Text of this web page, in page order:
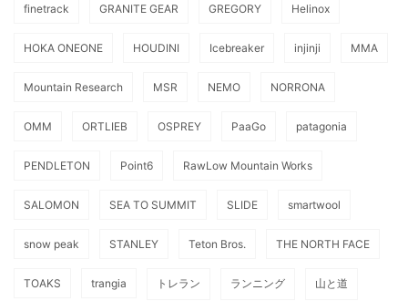
finetrack GRANITE GEAR GREGORY Helinox
HOKA ONEONE HOUDINI Icebreaker injinji MMA
Mountain Research MSR NEMO NORRONA
OMM ORTLIEB OSPREY PaaGo patagonia
PENDLETON Point6 RawLow Mountain Works
SALOMON SEA TO SUMMIT SLIDE smartwool
snow peak STANLEY Teton Bros. THE NORTH FACE
TOAKS trangia トレラン ランニング 山と道